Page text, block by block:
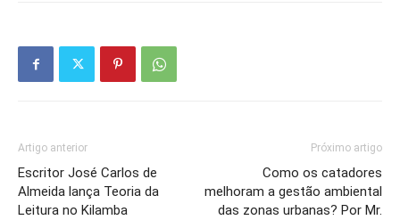
Artigo anterior
Escritor José Carlos de
Almeida lança Teoria da
Leitura no Kilamba
Próximo artigo
Como os catadores
melhoram a gestão ambiental
das zonas urbanas? Por Mr.